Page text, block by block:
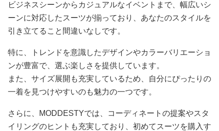
ビジネスシーンからカジュアルなイベントまで、幅広いシ
ーンに対応したスーツが揃っており、あなたのスタイルを
引き立てること間違いなしです。
特に、トレンドを意識したデザインやカラーバリエーショ
ンが豊富で、選ぶ楽しさを提供しています。
また、サイズ展開も充実しているため、自分にぴったりの
一着を見つけやすいのも魅力の一つです。
さらに、MODDESTYでは、コーディネートの提案やスタ
イリングのヒントも充実しており、初めてスーツを購入す